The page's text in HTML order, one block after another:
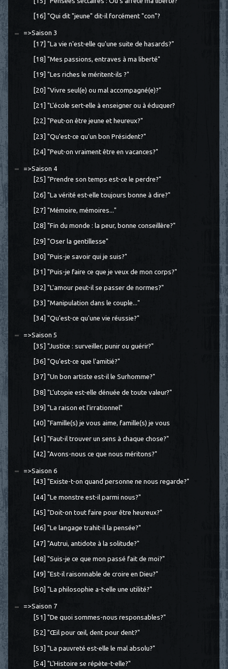
[16] "Qui dit "jeune" dit-il forcément "con"?
=>Saison 3
[17] "La vie n'est-elle qu'une suite de hasards?"
[18] "Mes passions, entraves à ma liberté"
[19] "Les riches le méritent-ils ?"
[20] "Vivre seul(e) ou mal accompagné(e)?"
[21] "L'école sert-elle à enseigner ou à éduquer?
[22] "Peut-on être jeune et heureux?"
[23] "Qu'est-ce qu'un bon Président?"
[24] "Peut-on vraiment être en vacances?"
=>Saison 4
[25] "Prendre son temps est-ce le perdre?"
[26] "La vérité est-elle toujours bonne à dire?"
[27] "Mémoire, mémoires..."
[28] "Fin du monde : la peur, bonne conseillère?"
[29] "Oser la gentillesse"
[30] "Puis-je savoir qui je suis?"
[31] "Puis-je faire ce que je veux de mon corps?"
[32] "L'amour peut-il se passer de normes?"
[33] "Manipulation dans le couple..."
[34] "Qu'est-ce qu'une vie réussie?"
=>Saison 5
[35] "Justice : surveiller, punir ou guérir?"
[36] "Qu'est-ce que l'amitié?"
[37] "Un bon artiste est-il le Surhomme?"
[38] "L’utopie est-elle dénuée de toute valeur?"
[39] "La raison et l'irrationnel"
[40] "Famille(s) je vous aime, famille(s) je vous
[41] "Faut-il trouver un sens à chaque chose?"
[42] "Avons-nous ce que nous méritons?"
=>Saison 6
[43] "Existe-t-on quand personne ne nous regarde?"
[44] "Le monstre est-il parmi nous?"
[45] "Doit-on tout faire pour être heureux?"
[46] "Le langage trahit-il la pensée?"
[47] "Autrui, antidote à la solitude?"
[48] "Suis-je ce que mon passé fait de moi?"
[49] "Est-il raisonnable de croire en Dieu?"
[50] "La philosophie a-t-elle une utilité?"
=>Saison 7
[51] "De quoi sommes-nous responsables?"
[52] "Œil pour œil, dent pour dent?"
[53] "La pauvreté est-elle le mal absolu?"
[54] "L'Histoire se répète-t-elle?"